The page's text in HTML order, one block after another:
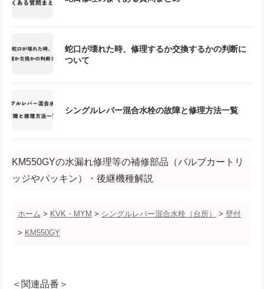
蛇口が壊れた時、修理するか交換するかの判断に
ついて
シングルレバー混合水栓の故障と修理方法一覧
KM550GYの水漏れ修理等の補修部品（バルブカートリ
ッジやパッキン）・後継機種解説
ホーム > KVK・MYM > シングルレバー混合水栓（台所） > 壁付
> KM550GY
＜関連品番＞